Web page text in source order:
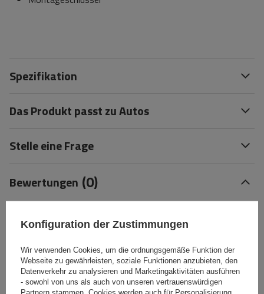
Spezifikation
Das Produkt passt zu Autos
Stelle eine Frage
Bewertungen (0)
Ihre Bewertung schreiben
Ihre Note:
5/5
Konfiguration der Zustimmungen
Wir verwenden Cookies, um die ordnungsgemäße Funktion der
Webseite zu gewährleisten, soziale Funktionen anzubieten, den
Datenverkehr zu analysieren und Marketingaktivitäten ausführen
- sowohl von uns als auch von unseren vertrauenswürdigen
Partnern stammen. Cookies werden auch für Personalisierung